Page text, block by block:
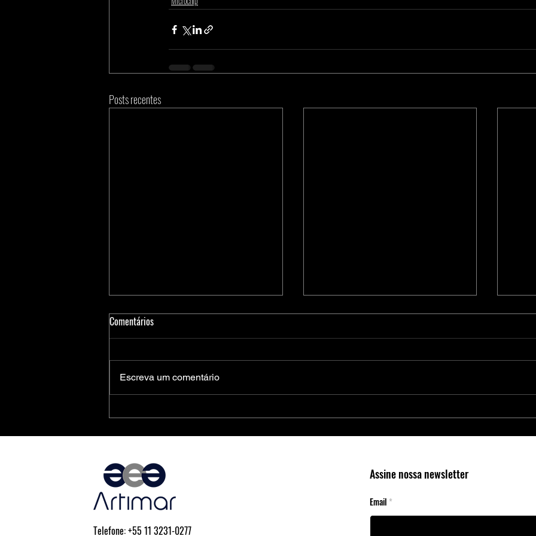
Posts recentes
Medidores Inteligentes de Energia:
Comerciais e Industriais
Proteja Aplicações Críticas com os
Comentários
Escreva um comentário
Telefone: +55 11 3231-0277
Assine nossa newsletter
Email